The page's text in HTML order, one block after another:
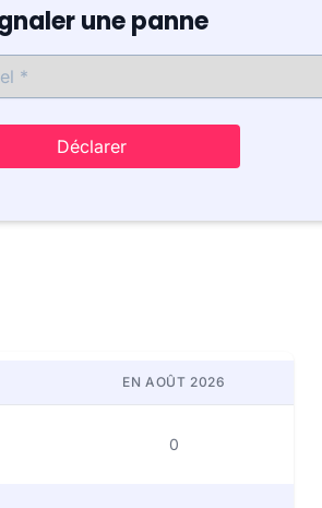
une panne
Déclarer
EN AOÛT 2026
0